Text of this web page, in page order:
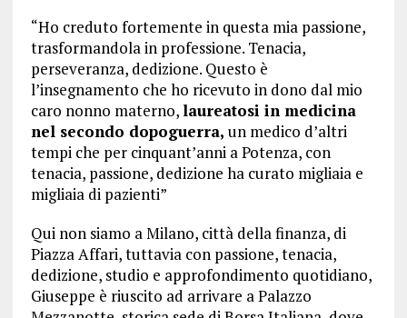
“Ho creduto fortemente in questa mia passione,
trasformandola in professione. Tenacia,
perseveranza, dedizione. Questo è
l’insegnamento che ho ricevuto in dono dal mio
caro nonno materno,laureatosi in medicina
nel secondo dopoguerra, un medico d’altri
tempi che per cinquant’anni a Potenza, con
tenacia, passione, dedizione ha curato migliaia e
migliaia di pazienti”
Qui non siamo a Milano, città della finanza, di
Piazza Affari, tuttavia con passione, tenacia,
dedizione, studio e approfondimento quotidiano,
Giuseppe è riuscito ad arrivare a Palazzo